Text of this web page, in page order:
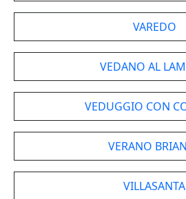
VAREDO
VEDANO AL
VEDUGGIO CON
VERANO
VILLASANTA